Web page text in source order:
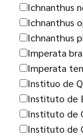
Ichnanthus
Ichnanthus
Ichnanthus
Imperata
Imperata
Instituo de
Instituto de
Instituto de
Instituto de